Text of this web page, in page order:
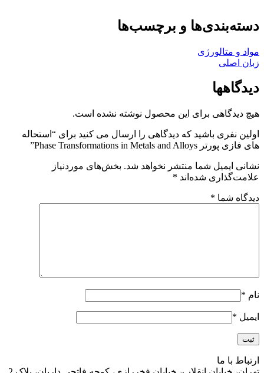
دسته‌بندی‌ها و برچسب‌ها
مواد و متالورژی
زبان اصلی
دیدگاهها
هیچ دیدگاهی برای این محصول نوشته نشده است.
اولین نفری باشید که دیدگاهی را ارسال می کنید برای “استحاله
های فازی پورتر Phase Transformations in Metals and Alloys”
نشانی ایمیل شما منتشر نخواهد شد. بخش‌های موردنیاز
علامت‌گذاری شده‌اند *
دیدگاه شما *
نام *
ایمیل *
ارتباط با ما